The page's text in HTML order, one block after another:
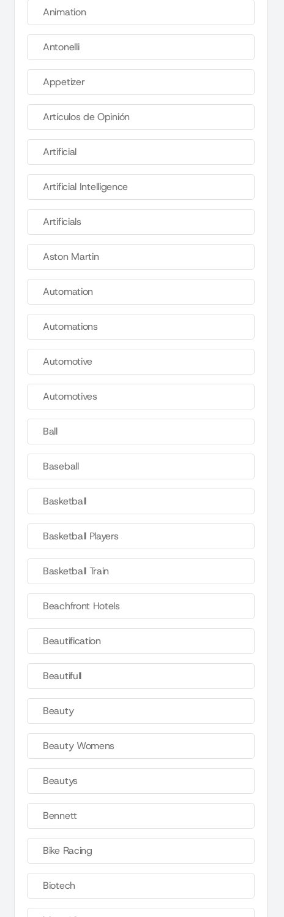
Animation
Antonelli
Appetizer
Artículos de Opinión
Artificial
Artificial Intelligence
Artificials
Aston Martin
Automation
Automations
Automotive
Automotives
Ball
Baseball
Basketball
Basketball Players
Basketball Train
Beachfront Hotels
Beautification
Beautifull
Beauty
Beauty Womens
Beautys
Bennett
Bike Racing
Biotech